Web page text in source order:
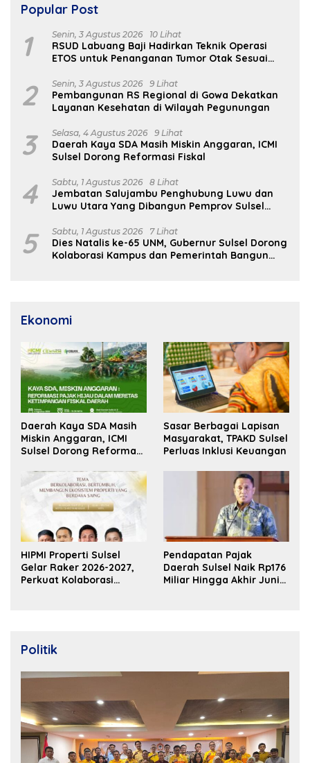
Popular Post
1 Senin, 3 Agustus 2026 10 Lihat
RSUD Labuang Baji Hadirkan Teknik Operasi
ETOS untuk Penanganan Tumor Otak Sesuai
2 Senin, 3 Agustus 2026 9 Lihat
Pembangunan RS Regional di Gowa Dekatkan
Layanan Kesehatan di Wilayah Pegunungan
3 Selasa, 4 Agustus 2026 9 Lihat
Daerah Kaya SDA Masih Miskin Anggaran, ICMI
Sulsel Dorong Reformasi Fiskal
4 Sabtu, 1 Agustus 2026 8 Lihat
Jembatan Salujambu Penghubung Luwu dan
Luwu Utara Yang Dibangun Pemprov Sulsel
5 Sabtu, 1 Agustus 2026 7 Lihat
Dies Natalis ke-65 UNM, Gubernur Sulsel Dorong
Kolaborasi Kampus dan Pemerintah Bangun
Ekonomi
Daerah Kaya SDA Masih
Miskin Anggaran, ICMI
Sulsel Dorong Reformasi
Sasar Berbagai Lapisan
Masyarakat, TPAKD Sulsel
Perluas Inklusi Keuangan
HIPMI Properti Sulsel
Gelar Raker 2026-2027,
Perkuat Kolaborasi
Pendapatan Pajak
Daerah Sulsel Naik Rp176
Miliar Hingga Akhir Juni
Politik